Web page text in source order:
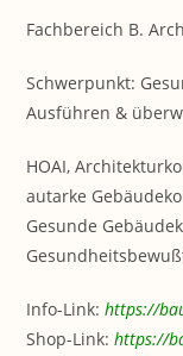
Fachbereich B.
Schwerpunkt:
Ausführen &
HOAI,
autarke
Gesunde
Info-Link:https://
Shop-Link:https://